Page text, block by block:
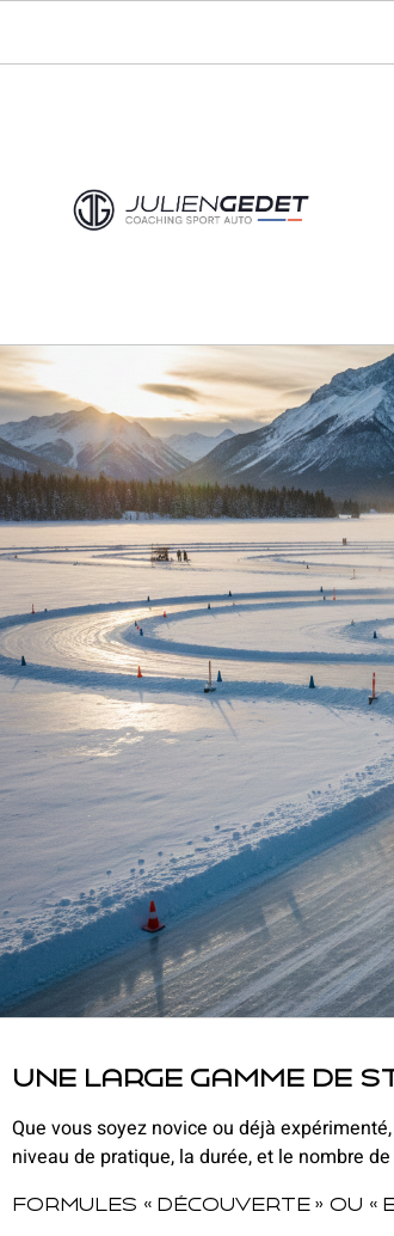
Une large gamme de
Que vous soyez novice ou déjà
niveau de pratique, la durée, et le nombre
Formules « Découverte » ou